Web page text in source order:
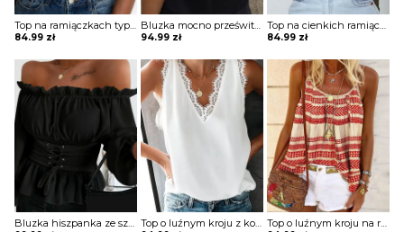
Top na ramiączkach typu spaghetti
84.99 zł
Bluzka mocno prześwitująca z krótkimi koronkowymi rękawami z wycięciem na dekolcie
94.99 zł
Top na cienkich ramiączkach z dekoltem typu woda
84.99 zł
Bluzka hiszpanka ze sznurowanym pasem Top o luźnym kroju z koronką przy rękawach i dekolcie Top o luźnym kroju na ramiączkach typu spaghetti